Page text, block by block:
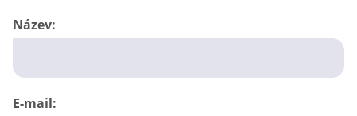
Název:
E-mail: